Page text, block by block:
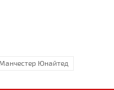
Манчестер Юнайтед